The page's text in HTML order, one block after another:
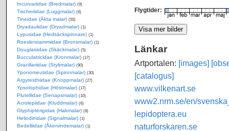
Flygtider:
Länkar
Artportalen: [images]
[catalogus]
www.vilkenart.se
www2.nrm.se/en/
lepidoptera.eu
naturforskaren.se
Incurvariidae (Bredmalar) (9)
Tischeriidae (Luggmalar) (6)
Tineidae (Äkta malar) (55)
Dryadaulidae (Dryadmalar) (1)
Lypusidae (Hedsäckspinnare) (1)
Roeslerstammiidae (Bronsmalar) (1)
Douglasiidae (Skäckmalar) (5)
Bucculatricidae (Kronmalar) (17)
Gracillariidae (Styltmalar) (90)
Yponomeutidae (Spinnmalar) (30)
Argyresthiidae (Knoppmalar) (27)
Ypsolophidae (Höstmalar) (17)
Plutellidae (Senapsmalar) (10)
Acrolepiidae (Kluddmalar) (6)
Glyphipterigidae (Hakmalar) (8)
Heliodinidae (Signalmalar) (1)
Bedelliidae (Åkervindemalar) (1)